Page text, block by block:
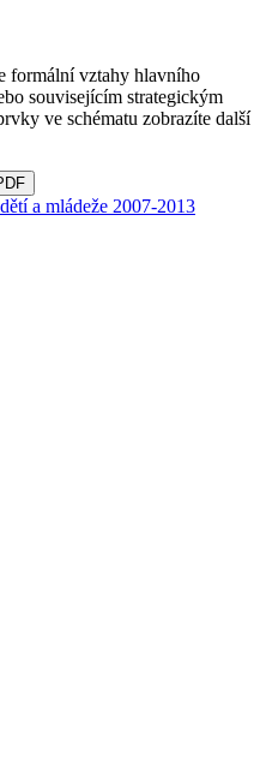
formální vztahy hlavního
souvisejícím strategickým
ve schématu zobrazíte další
a mládeže 2007-2013